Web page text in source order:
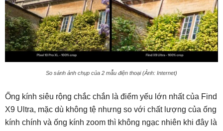
So sánh ảnh chụp của 2 mẫu điện thoại (Ảnh: Internet)
Ống kính siêu rộng chắc chắn là điểm yếu lớn nhất của Find
X9 Ultra, mặc dù không tệ nhưng so với chất lượng của ống
kính chính và ống kính zoom thì không ngạc nhiên khi đây là